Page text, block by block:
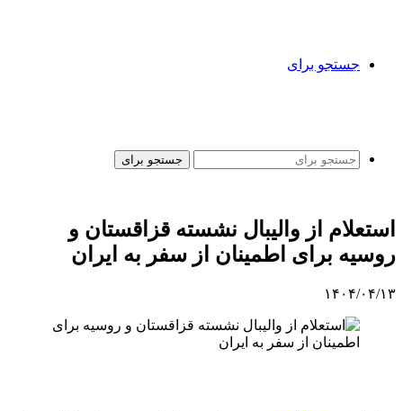
جستجو برای
جستجو برای
استعلام از والیبال نشسته قزاقستان و
روسیه برای اطمینان از سفر به ایران
۱۴۰۴/۰۴/۱۳